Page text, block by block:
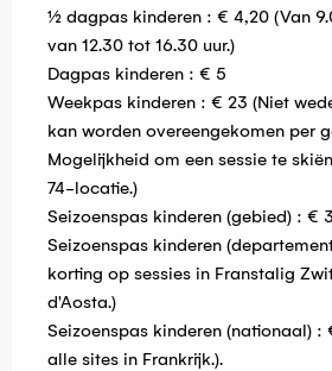
½ dagpas kinderen : € 4,20 (Van
van 12.30 tot 16.30 uur.)
Dagpas kinderen : € 5
Weekpas kinderen : € 23 (Niet
kan worden overeengekomen per
Mogelijkheid om een sessie te
74-locatie.)
Seizoenspas kinderen (gebied) : €
Seizoenspas kinderen
korting op sessies in Franstalig
d'Aosta.)
Seizoenspas kinderen (nationaal) :
alle sites in Frankrijk.).